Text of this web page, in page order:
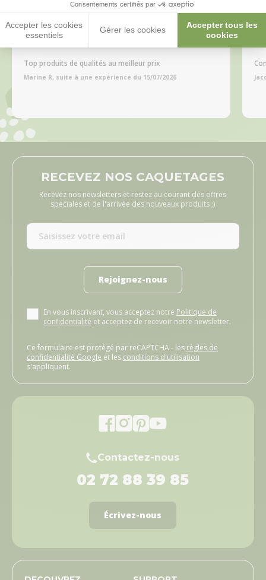
Consentements certifiés par
Accepter les cookies
essentiels
Gérer les cookies
Accepter tous les
cookies
Publié le 31/07/2026
Top produits de qualités au meilleur prix
Marine R, suite à une expérience du 15/07/2026
RECEVEZ NOS CAQUETAGES
Recevez nos newsletters et restez au courant des offres
spéciales et de l'arrivée des nouveaux produits ;)
Rejoignez-nous
En vous inscrivant, vous acceptez notre Politique de
confidentialité et acceptez de recevoir notre newsletter.
Ce formulaire est protégé par reCAPTCHA - les règles de
confidentialité Google et les conditions d'utilisation
s'appliquent.
Contactez-nous
02 72 88 39 85
Écrivez-nous